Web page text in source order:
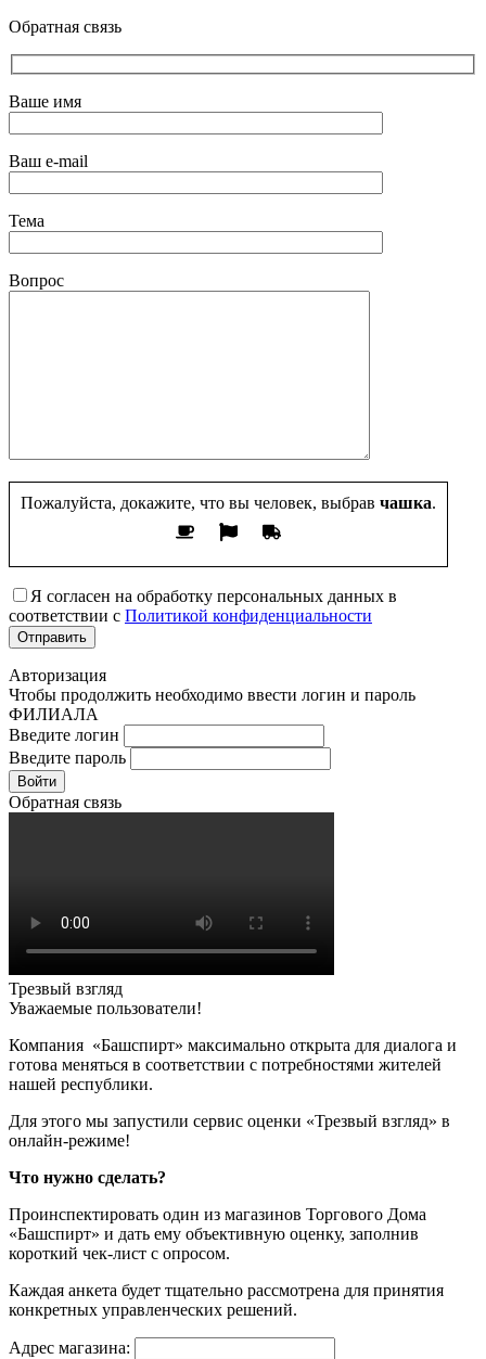
Обратная связь
Ваше имя
Ваш e-mail
Тема
Вопрос
Пожалуйста, докажите, что вы человек, выбрав чашка.
Я согласен на обработку персональных данных в
соответствии с Политикой конфиденциальности
Авторизация
Чтобы продолжить необходимо ввести логин и пароль
ФИЛИАЛА
Введите логин
Введите пароль
Войти
Обратная связь
Трезвый взгляд
Уважаемые пользователи!
Компания «Башспирт» максимально открыта для диалога и
готова меняться в соответствии с потребностями жителей
нашей республики.
Для этого мы запустили сервис оценки «Трезвый взгляд» в
онлайн-режиме!
Что нужно сделать?
Проинспектировать один из магазинов Торгового Дома
«Башспирт» и дать ему объективную оценку, заполнив
короткий чек-лист с опросом.
Каждая анкета будет тщательно рассмотрена для принятия
конкретных управленческих решений.
Адрес магазина: